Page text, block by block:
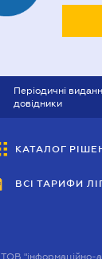
Періодичні
довідники
ВІСНИК МСФЗ
КАТАЛОГ
ВСІ ТАРИФИ
ТОВ "інформаційно-